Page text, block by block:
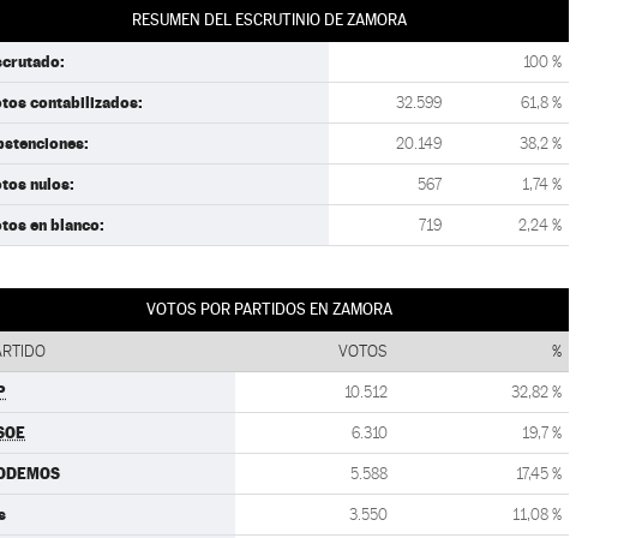
RESUMEN DEL ESCRUTINIO DE ZAMORA
100 %
contabilizados: 32.599 61,8 %
20.149 38,2 %
nulos: 567 1,74 %
en blanco: 719 2,24 %
VOTOS POR PARTIDOS EN ZAMORA
VOTOS %
10.512 32,82 %
6.310 19,7 %
5.588 17,45 %
3.550 11,08 %